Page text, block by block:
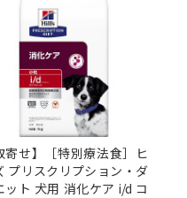
寄せ】［特別療法食］ヒ
プリスクリプション・ダ
ット 犬用 消化ケア i/d コ